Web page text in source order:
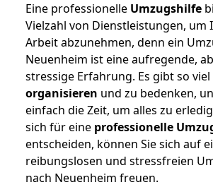
Eine professionelle Umzugshilfe
Vielzahl von Dienstleistungen, um
Arbeit abzunehmen, denn ein
Neuenheim ist eine aufregende,
stressige Erfahrung. Es gibt so viel
organisieren und zu bedenken,
einfach die Zeit, um alles zu
sich für eine professionelle
entscheiden, können Sie sich auf
reibungslosen und stressfreien
nach Neuenheim freuen.